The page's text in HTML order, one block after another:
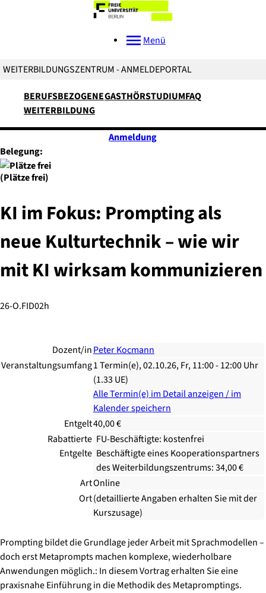
Menü
WEITERBILDUNGSZENTRUM - ANMELDEPORTAL
BERUFSBEZOGENE
WEITERBILDUNG
GASTHÖRSTUDIUMFAQ
KI im Fokus: Prompting als
neue Kulturtechnik – wie wir
mit KI wirksam kommunizieren
26-O.FID02h
Dozent/inPeter Kocmann
Veranstaltungsumfang1 Termin(e), 02.10.26, Fr, 11:00 - 12:00 Uhr
(1.33 UE)
Alle Termin(e) im Detail anzeigen / im
Kalender speichern
Entgelt40,00 €
Rabattierte
Entgelte
FU-Beschäftigte: kostenfrei
Beschäftigte eines Kooperationspartners
des Weiterbildungszentrums: 34,00 €
ArtOnline
Ort(detaillierte Angaben erhalten Sie mit der
Kurszusage)
Prompting bildet die Grundlage jeder Arbeit mit Sprachmodellen –
doch erst Metaprompts machen komplexe, wiederholbare
Anwendungen möglich.: In diesem Vortrag erhalten Sie eine
praxisnahe Einführung in die Methodik des Metapromptings.
Anmeldung
Belegung:
(Plätze frei)